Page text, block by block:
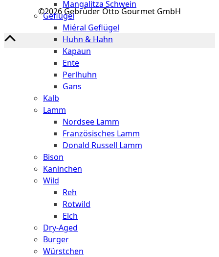
Mangalitza Schwein
Geflügel
Miéral Geflügel
Huhn & Hahn
Kapaun
Ente
Perlhuhn
Gans
Kalb
Lamm
Nordsee Lamm
Französisches Lamm
Donald Russell Lamm
Bison
Kaninchen
Wild
Reh
Rotwild
Elch
Dry-Aged
Burger
Würstchen
©2026 Gebrüder Otto Gourmet GmbH